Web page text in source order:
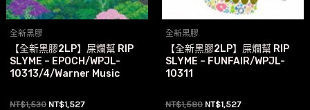
全新黑膠
【全新黑膠2LP】屎爛幫 RIP
SLYME – EPOCH/WPJL-
10313/4/Warner Music
NT$1,530 原
NT$1,527目
全新黑膠
【全新黑膠2LP】屎爛幫 RIP
SLYME – FUNFAIR/WPJL-
10311
NT$1,580 原
NT$1,527目